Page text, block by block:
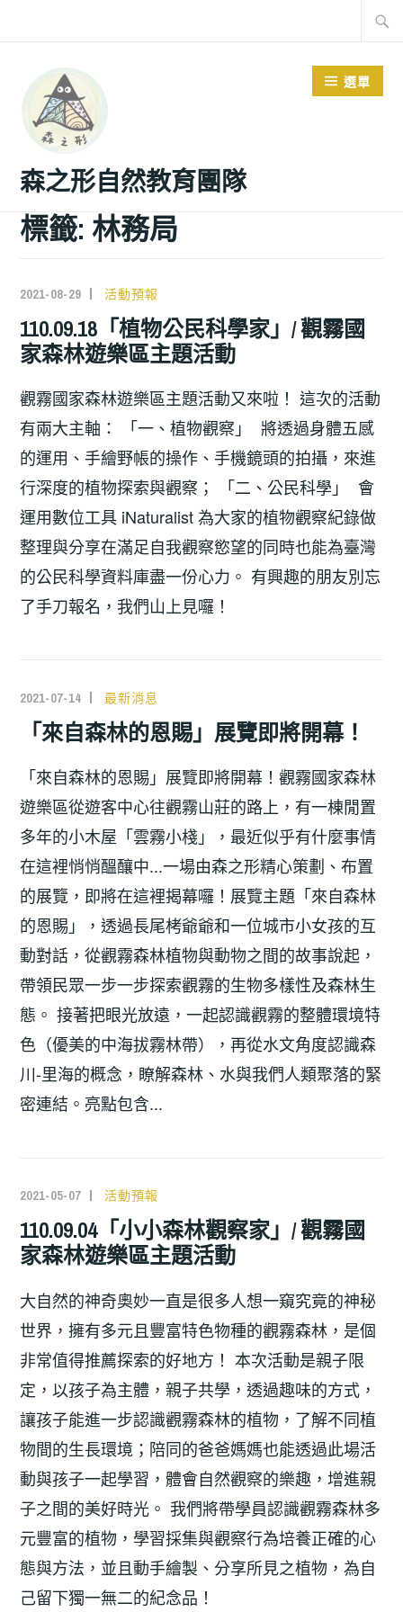
森之形自然教育團隊
選單
標籤: 林務局
2021-08-29 活動預報
110.09.18「植物公民科學家」/ 觀霧國
家森林遊樂區主題活動
觀霧國家森林遊樂區主題活動又來啦！ 這次的活動
有兩大主軸： 「一、植物觀察」 將透過身體五感
的運用、手繪野帳的操作、手機鏡頭的拍攝，來進
行深度的植物探索與觀察； 「二、公民科學」 會
運用數位工具 iNaturalist 為大家的植物觀察紀錄做
整理與分享在滿足自我觀察慾望的同時也能為臺灣
的公民科學資料庫盡一份心力。 有興趣的朋友別忘
了手刀報名，我們山上見囉！
2021-07-14 最新消息
「來自森林的恩賜」展覽即將開幕！
「來自森林的恩賜」展覽即將開幕！觀霧國家森林
遊樂區從遊客中心往觀霧山莊的路上，有一棟閒置
多年的小木屋「雲霧小棧」，最近似乎有什麼事情
在這裡悄悄醞釀中...一場由森之形精心策劃、布置
的展覽，即將在這裡揭幕囉！展覽主題「來自森林
的恩賜」，透過長尾栲爺爺和一位城市小女孩的互
動對話，從觀霧森林植物與動物之間的故事說起，
帶領民眾一步一步探索觀霧的生物多樣性及森林生
態。 接著把眼光放遠，一起認識觀霧的整體環境特
色（優美的中海拔霧林帶），再從水文角度認識森
川-里海的概念，瞭解森林、水與我們人類聚落的緊
密連結。亮點包含...
2021-05-07 活動預報
110.09.04「小小森林觀察家」/ 觀霧國
家森林遊樂區主題活動
大自然的神奇奧妙一直是很多人想一窺究竟的神秘
世界，擁有多元且豐富特色物種的觀霧森林，是個
非常值得推薦探索的好地方！ 本次活動是親子限
定，以孩子為主體，親子共學，透過趣味的方式，
讓孩子能進一步認識觀霧森林的植物，了解不同植
物間的生長環境；陪同的爸爸媽媽也能透過此場活
動與孩子一起學習，體會自然觀察的樂趣，增進親
子之間的美好時光。 我們將帶學員認識觀霧森林多
元豐富的植物，學習採集與觀察行為培養正確的心
態與方法，並且動手繪製、分享所見之植物，為自
己留下獨一無二的紀念品！